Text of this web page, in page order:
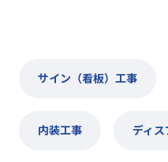
サイン（看板）工事
内装工事 ディ